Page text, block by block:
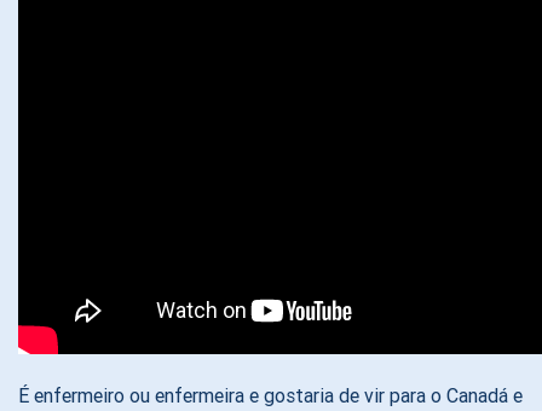
É enfermeiro ou enfermeira e gostaria de vir para o Canadá e